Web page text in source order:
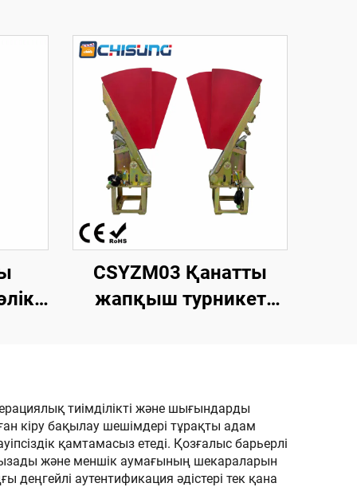
CSYZM03 Қанатты
жапқыш турникет
бақылауы
тиімділікті және шығындарды
кіру бақылау шешімдері тұрақты адам
қамтамасыз етеді. Қозғалыс барьерлі
туғызады және меншік аумағының шекараларын
аутентификация әдістері тек қана